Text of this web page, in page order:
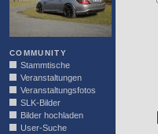
COMMUNITY
Stammtische
Veranstaltungen
Veranstaltungsfotos
SLK-Bilder
Bilder hochladen
User-Suche